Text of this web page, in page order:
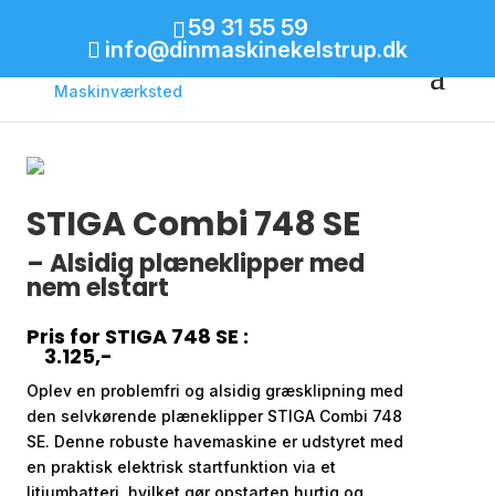
59 31 55 59
info@dinmaskinekelstrup.dk
STIGA Combi 748 SE
– Alsidig plæneklipper med
nem elstart
Pris for STIGA 748 SE :
3.125,-
Oplev en problemfri og alsidig græsklipning med
den selvkørende plæneklipper STIGA Combi 748
SE. Denne robuste havemaskine er udstyret med
en praktisk elektrisk startfunktion via et
litiumbatteri, hvilket gør opstarten hurtig og